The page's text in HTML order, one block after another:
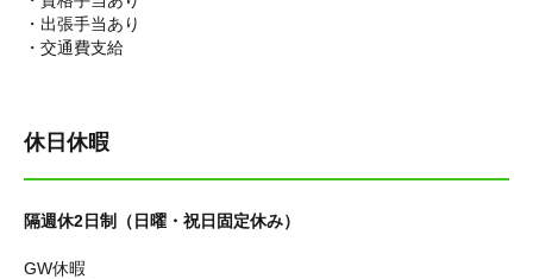
・出張手当あり
・交通費支給
休日休暇
隔週休2日制（日曜・祝日固定休み）
GW休暇